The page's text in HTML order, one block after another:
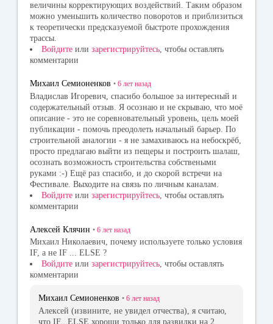
величины корректирующих воздействий. Таким образом
можно уменьшить количество поворотов и приблизиться
к теоретически предсказуемой быстроте прохождения
трассы.
Войдите или зарегистрируйтесь, чтобы оставлять
комментарии
Михаил Семионенков • 6 лет назад
Владислав Игоревич, спасибо большое за интересный и
содержательный отзыв. Я осознаю и не скрываю, что моё
описание - это не соревновательный уровень, цель моей
публикации - помочь преодолеть начальный барьер. По
строительной аналогии - я не замахиваюсь на небоскрёб,
просто предлагаю выйти из пещеры и построить шалаш,
осознать возможность строительства собствеными
руками :-) Ещё раз спасибо, и до скорой встречи на
Фестивале. Выходите на связь по личным каналам.
Войдите или зарегистрируйтесь , чтобы оставлять
комментарии
Алексей Клячин • 6 лет назад
Михаил Николаевич, почему используете только условия
IF, а не IF ... ELSE ?
Войдите или зарегистрируйтесь, чтобы оставлять
комментарии
Михаил Семионенков • 6 лет назад
Алексей (извините, не увидел отчества), я считаю,
что IF...ELSE хороши только для развилки на 2